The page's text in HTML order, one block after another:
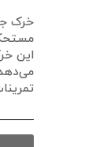
خرک
این
می‌دهد